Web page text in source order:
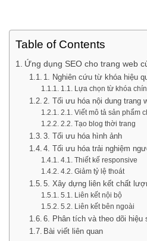
Table of Contents
Ứng dụng SEO cho trang web
1. Nghiên cứu từ khóa hiệu
1.1. Lựa chọn từ khóa
2. Tối ưu hóa nội dung trang
2.1. Viết mô tả sản phẩm
2.2. Tạo blog thời trang
3. Tối ưu hóa hình ảnh
4. Tối ưu hóa trải nghiệm
4.1. Thiết kế responsive
4.2. Giảm tỷ lệ thoát
5. Xây dựng liên kết chất
5.1. Liên kết nội bộ
5.2. Liên kết bên ngoài
6. Phân tích và theo dõi hiệu
Bài viết liên quan